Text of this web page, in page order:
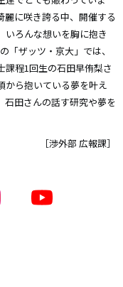
に咲き誇る中、開催する
いろんな想いを胸に抱き
「ザッツ・京大」では、
課程1回生の石田早侑梨さ
から抱いている夢を叶え
石田さんの話す研究や夢を
［渉外部 広報課］